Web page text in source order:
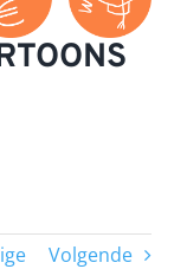
Volgende